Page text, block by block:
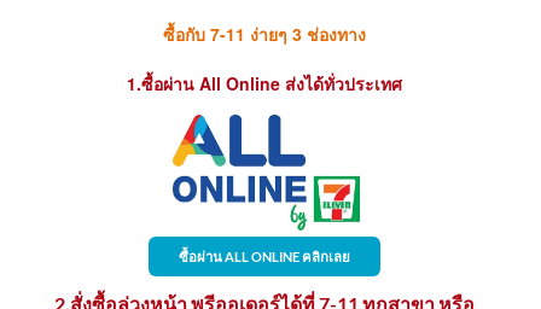
ซื้อกับ 7-11 ง่ายๆ 3 ช่องทาง
1.ซื้อผ่าน All Online ส่งได้ทั่วประเทศ
ซื้อผ่าน ALL ONLINE คลิกเลย
2.สั่งซื้อล่วงหน้า พรีออเดอร์ได้ที่ 7-11 ทุกสาขา หรือ